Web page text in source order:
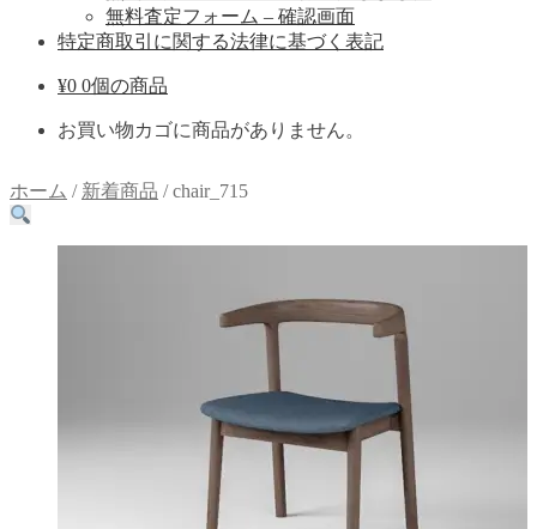
無料査定フォーム – 確認画面
特定商取引に関する法律に基づく表記
¥0 0個の商品
お買い物カゴに商品がありません。
ホーム / 新着商品 /chair_715